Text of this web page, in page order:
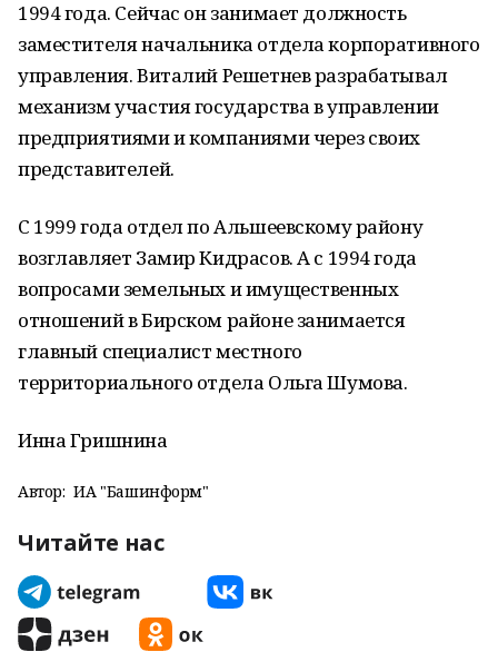
1994 года. Сейчас он занимает должность
заместителя начальника отдела корпоративного
управления. Виталий Решетнев разрабатывал
механизм участия государства в управлении
предприятиями и компаниями через своих
представителей.
С 1999 года отдел по Альшеевскому району
возглавляет Замир Кидрасов. А с 1994 года
вопросами земельных и имущественных
отношений в Бирском районе занимается
главный специалист местного
территориального отдела Ольга Шумова.
Инна Гришнина
Автор: ИА "Башинформ"
Читайте нас